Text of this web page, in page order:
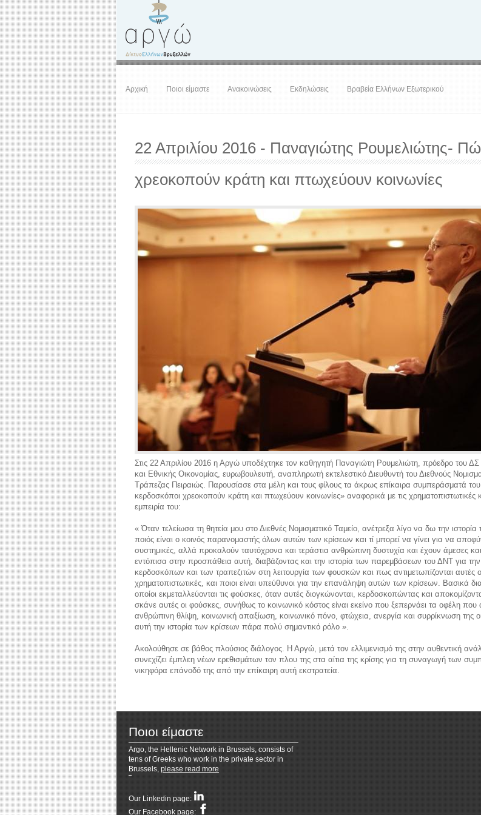
Αρχική Ποιοι είμαστε Ανακοινώσεις Εκδηλώσεις Βραβεία Ελλήνων Εξωτερικού
22 Απριλίου 2016 - Παναγιώτης Ρουμελιώτης-
χρεοκοπούν κράτη και πτωχεύουν κοινωνίες
Στις 22 Απριλίου 2016 η Αργώ υποδέχτηκε τον καθηγητή Παναγιώτη Ρουμελιώτη, πρόεδρο του
και Εθνικής Οικονομίας, ευρωβουλευτή, αναπληρωτή εκτελεστικό Διευθυντή του Διεθνούς
Τράπεζας Πειραιώς. Παρουσίασε στα μέλη και τους φίλους τα άκρως επίκαιρα συμπεράσματά
κερδοσκόποι χρεοκοπούν κράτη και πτωχεύουν κοινωνίες» αναφορικά με τις χρηματοπιστωτικές
εμπειρία του:
« Όταν τελείωσα τη θητεία μου στο Διεθνές Νομισματικό Ταμείο, ανέτρεξα λίγο να δω την
ποιός είναι ο κοινός παρανομαστής όλων αυτών των κρίσεων και τί μπορεί να γίνει για να
συστημικές, αλλά προκαλούν ταυτόχρονα και τεράστια ανθρώπινη δυστυχία και έχουν άμεσες
εντόπισα στην προσπάθεια αυτή, διαβάζοντας και την ιστορία των παρεμβάσεων του ΔΝΤ για
κερδοσκόπων και των τραπεζιτών στη λειτουργία των φουσκών και πως αντιμετωπίζονται αυτές
χρηματοπιστωτικές, και ποιοι είναι υπεύθυνοι για την επανάληψη αυτών των κρίσεων. Βασικά
οποίοι εκμεταλλεύονται τις φούσκες, όταν αυτές διογκώνονται, κερδοσκοπώντας και
σκάνε αυτές οι φούσκες, συνήθως το κοινωνικό κόστος είναι εκείνο που ξεπερνάει τα οφέλη
ανθρώπινη θλίψη, κοινωνική απαξίωση, κοινωνικό πόνο, φτώχεια, ανεργία και συρρίκνωση της
αυτή την ιστορία των κρίσεων πάρα πολύ σημαντικό ρόλο ».
Ακολούθησε σε βάθος πλούσιος διάλογος. Η Αργώ, μετά τον ελλιμενισμό της στην αυθεντική
συνεχίζει έμπλεη νέων ερεθισμάτων τον πλου της στα αίτια της κρίσης για τη συναγωγή των
νικηφόρα επάνοδό της από την επίκαιρη αυτή εκστρατεία.
Ποιοι είμαστε
Argo, the Hellenic Network in Brussels, consists of
tens of Greeks who work in the private sector in
Brussels, please read more
Our Linkedin page:
Our Facebook page:
reddit videos download coloring pages for kids horoscope love